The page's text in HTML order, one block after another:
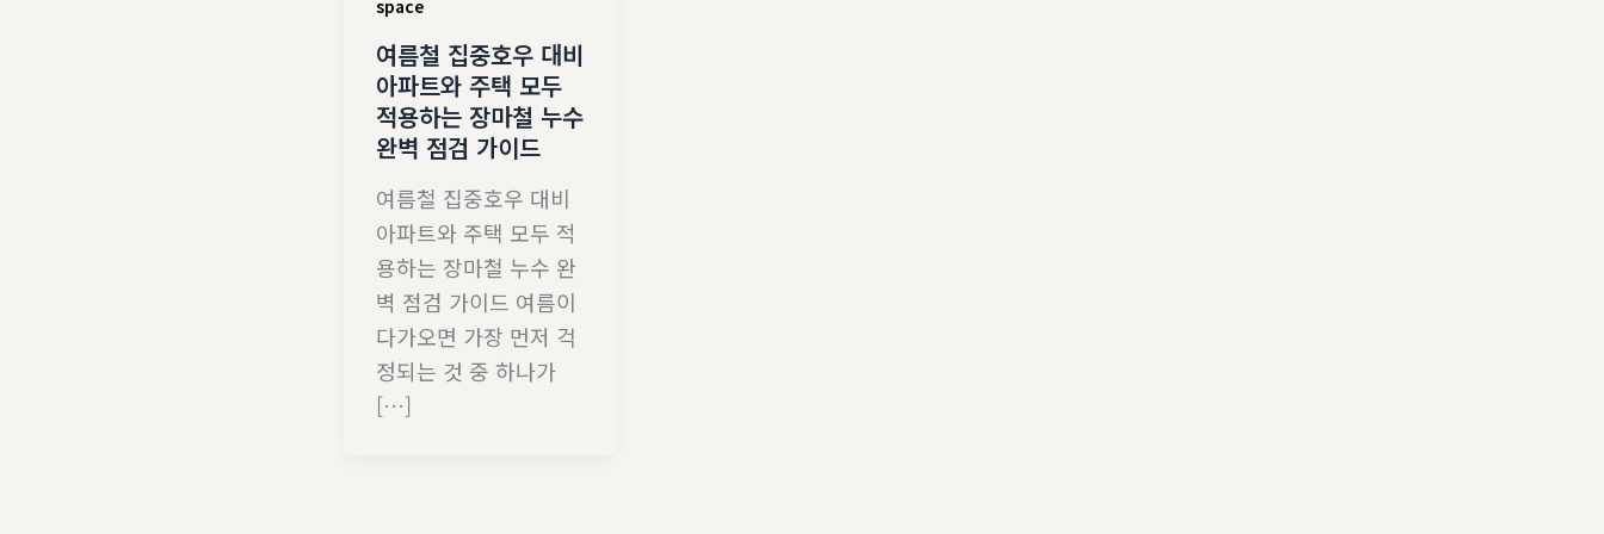
space
여름철 집중호우 대비
아파트와 주택 모두
적용하는 장마철 누수
완벽 점검 가이드
여름철 집중호우 대비
아파트와 주택 모두 적
용하는 장마철 누수 완
벽 점검 가이드 여름이
다가오면 가장 먼저 걱
정되는 것 중 하나가
[…]